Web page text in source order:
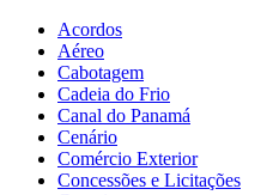
Acordos
Aéreo
Cabotagem
Cadeia do Frio
Canal do Panamá
Cenário
Comércio Exterior
Concessões e Licitações